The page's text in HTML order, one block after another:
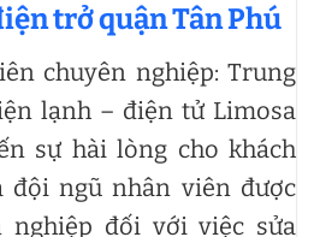
trở quận Tân Phú
chuyên nghiệp: Trung
lạnh – điện tử Limosa
sự hài lòng cho khách
đội ngũ nhân viên được
nghiệp đối với việc sửa